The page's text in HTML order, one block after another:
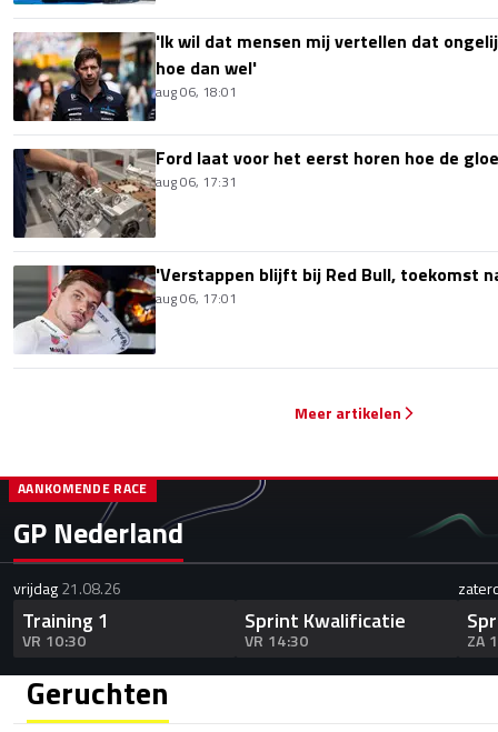
'Ik wil dat mensen mij vertellen dat
hoe dan wel'
aug 06, 18:01
Ford laat voor het eerst horen hoe de
aug 06, 17:31
'Verstappen blijft bij Red Bull, toekomst
aug 06, 17:01
Meer artikelen
GP Nederland
AANKOMENDE RACE
vrijdag21.08.26
Training 1
VR 10:30
Sprint Kwalificatie
VR 14:30 ZA
Geruchten